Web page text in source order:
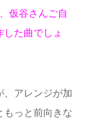
仮谷さんご自
た曲でしょ
、アレンジが加
もっと前向きな